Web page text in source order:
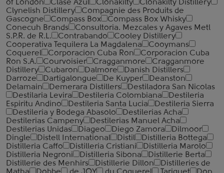
of London
Clase Azul Clonakilty
Clonakilty Distillery
Clynelish Distillery
Compagnie des Produits de
Gascogne
Compass Box
Compass Box Whisky
Conecuh Brands
Consultoria. Mezcales y Agaves Metl
S.P.R. de R.L.
Contrabando
Cooley Distillery
Cooperativa Tequilera La Magdalena
Cooymans
Coquerel
Corporacion Cuba Ron
Corporacion Cuba
Ron S.A.
Courvoisier Cragganmore
Cragganmore
Distillery
Cubaron Dalmore
Danish Distillers
Darroze
Dartigalongue De Kuyper
Deanston
Delamain
Demerara Distillers
Destiladora San Nicolas
Destilaria Levira
Destileria Colombiana
Destileria
Espiritu Andino
Destileria Santa Lucia
Destileria Sierra
Destileria y Bodega Abasolo
Destilerias Acha
Destilerias Campeny
Destilerias Manuel Acha
Destilerias Unidas
Diageo Diego Zamora
Dilmoor
Dingle
Distell International Distil
Distilleria Bottega
Distilleria Caffo
Distilleria Cristiani
Distilleria Marolo
Distilleria Negroni
Distilleria Sibona
Distillerie Berta
Distillerie des Menhirs
Distillerie Dillon
Distilleries de